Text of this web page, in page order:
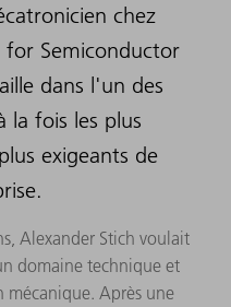
chez
for Semiconductor
dans l'un des
la fois les plus
exigeants de
Alexander Stich voulait
domaine technique et
mécanique. Après une